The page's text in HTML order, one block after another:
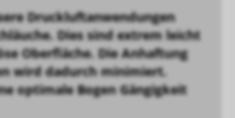
Druckluftanwendungen
Dies sind extrem leicht
Oberfläche. Die Anhaftung
wird dadurch minimiert.
optimale Bogen Gängigkeit